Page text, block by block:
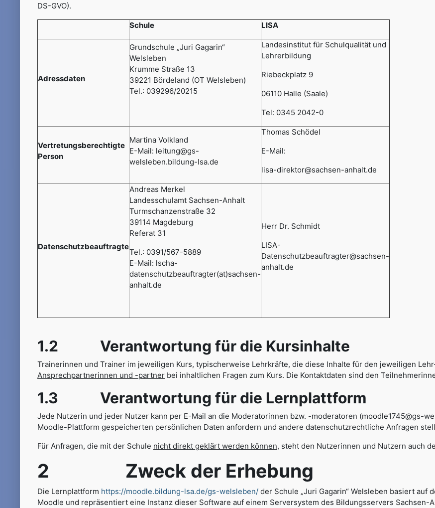
DS-GVO).
Schule LISA
Adressdaten
Grundschule „Juri Gagarin“
Welsleben
Krumme Straße 13
39221 Bördeland (OT Welsleben)
Tel.: 039296/20215
Landesinstitut für Schulqualität und
Lehrerbildung
Riebeckplatz 9
06110 Halle (Saale)
Tel: 0345 2042-0
Vertretungsberechtigte
Person
Martina Volkland
E-Mail: leitung@gs-
welsleben.bildung-lsa.de
Thomas Schödel
E-Mail:
lisa-direktor@sachsen-anhalt.de
Datenschutzbeauftragte
Andreas Merkel
Landesschulamt Sachsen-Anhalt
Turmschanzenstraße 32
39114 Magdeburg
Referat 31
Tel.: 0391/567-5889
E-Mail: lscha-
datenschutzbeauftragter(at)sachsen-
anhalt.de
Herr Dr. Schmidt
LISA-
Datenschutzbeauftragter@sachsen-
anhalt.de
1.2 Verantwortung für die Kursinhalte
Trainerinnen und Trainer im jeweiligen Kurs, typischerweise Lehrkräfte, die diese Inhalte für den jeweiligen
Ansprechpartnerinnen und -partner bei inhaltlichen Fragen zum Kurs. Die Kontaktdaten sind den
1.3 Verantwortung für die Lernplattform
Jede Nutzerin und jeder Nutzer kann per E-Mail an die Moderatorinnen bzw. -moderatoren (moodle1745@gs-
Moodle-Plattform gespeicherten persönlichen Daten anfordern und andere datenschutzrechtliche Anfragen
Für Anfragen, die mit der Schule nicht direkt geklärt werden können, steht den Nutzerinnen und Nutzern auch
2 Zweck der Erhebung
Die Lernplattform https://moodle.bildung-lsa.de/gs-welsleben/ der Schule „Juri Gagarin“ Welsleben basiert auf
Moodle und repräsentiert eine Instanz dieser Software auf einem Serversystem des Bildungsservers Sachsen-